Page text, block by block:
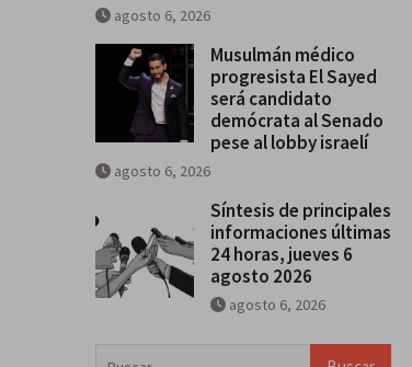
agosto 6, 2026
Musulmán médico
progresista El Sayed
será candidato
demócrata al Senado
pese al lobby israelí
agosto 6, 2026
Síntesis de principales
informaciones últimas
24 horas, jueves 6
agosto 2026
agosto 6, 2026